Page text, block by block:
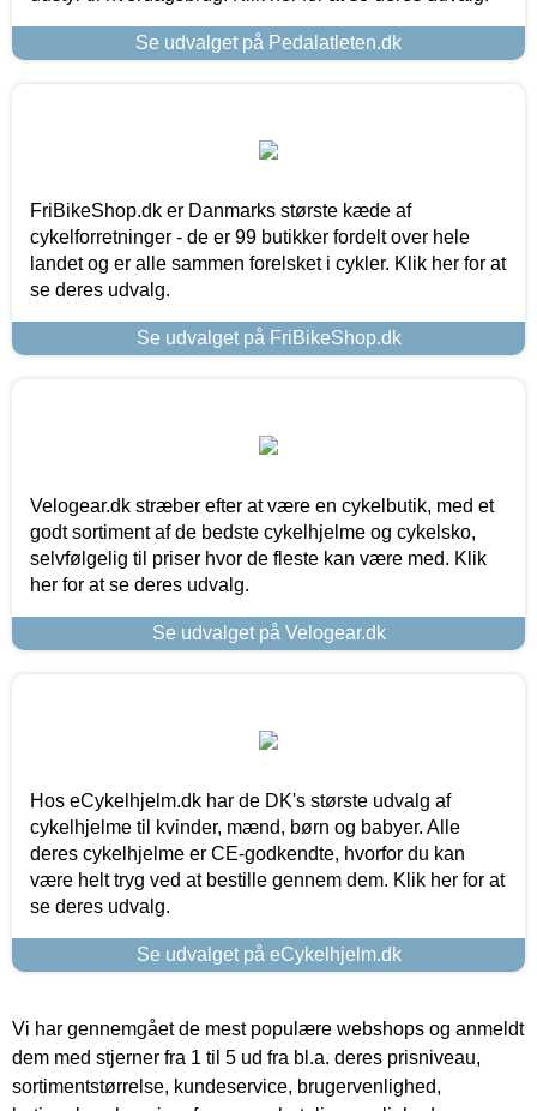
Se udvalget på Pedalatleten.dk
FriBikeShop.dk er Danmarks største kæde af
cykelforretninger - de er 99 butikker fordelt over hele
landet og er alle sammen forelsket i cykler. Klik her for at
se deres udvalg.
Se udvalget på FriBikeShop.dk
Velogear.dk stræber efter at være en cykelbutik, med et
godt sortiment af de bedste cykelhjelme og cykelsko,
selvfølgelig til priser hvor de fleste kan være med. Klik
her for at se deres udvalg.
Se udvalget på Velogear.dk
Hos eCykelhjelm.dk har de DK's største udvalg af
cykelhjelme til kvinder, mænd, børn og babyer. Alle
deres cykelhjelme er CE-godkendte, hvorfor du kan
være helt tryg ved at bestille gennem dem. Klik her for at
se deres udvalg.
Se udvalget på eCykelhjelm.dk
Vi har gennemgået de mest populære webshops og anmeldt
dem med stjerner fra 1 til 5 ud fra bl.a. deres prisniveau,
sortimentstørrelse, kundeservice, brugervenlighed,